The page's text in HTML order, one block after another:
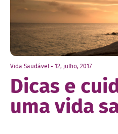
Vida Saudável - 12, julho, 2017
Dicas e
uma vida